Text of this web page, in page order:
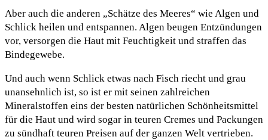
Aber auch die anderen „Schätze des Meeres“ wie Algen und
Schlick heilen und entspannen. Algen beugen Entzündungen
vor, versorgen die Haut mit Feuchtigkeit und straffen das
Bindegewebe.
Und auch wenn Schlick etwas nach Fisch riecht und grau
unansehnlich ist, so ist er mit seinen zahlreichen
Mineralstoffen eins der besten natürlichen Schönheitsmittel
für die Haut und wird sogar in teuren Cremes und Packungen
zu sündhaft teuren Preisen auf der ganzen Welt vertrieben.